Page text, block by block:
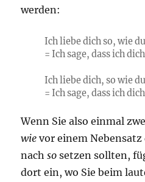
werden:
Ich liebe dichso, wie
= Ich sage, dass ich
Ich liebe dich, so wie
= Ich sage, dass ich
Wenn Sie also einmal
wie vor einem Nebensatz
nachso setzen sollten,
dort ein, wo Sie beim